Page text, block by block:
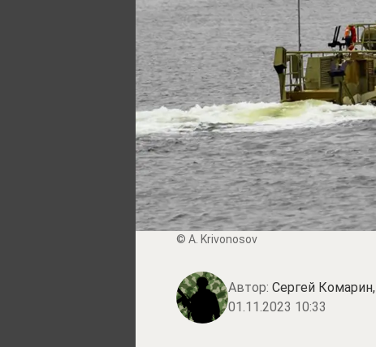
© A. Krivonosov
Автор: Сергей Комарин,
01.11.2023 10:33